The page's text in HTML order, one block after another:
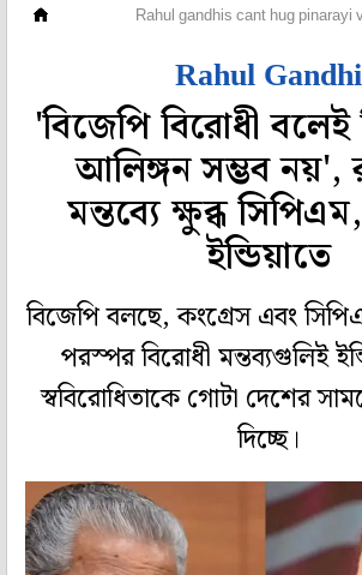
Rahul gandhis cant hug
Rahul Gandhi
'বিজেপি বিরোধী
আলিঙ্গন সম্ভব নয়',
মন্তব্যে ক্ষুব্ধ
ইন্ডিয়াতে
বিজেপি বলছে, কংগ্রেস এবং
পরস্পর বিরোধী মন্তব্যগুলিই
স্ববিরোধিতাকে গোটা দেশের
দিচ্ছে।